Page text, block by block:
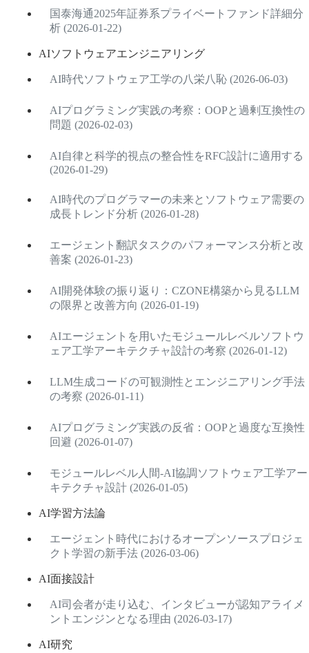
国泰海通2025年証券系プライベートファンド詳細分
析 (2026-01-22)
AIソフトウェアエンジニアリング
AI時代ソフトウェア工学の八栄八恥 (2026-06-03)
AIプログラミング実践の考察：OOPと過剰互換性の
問題 (2026-02-03)
AI自律と科学的視点の整合性をRFC設計に適用する
(2026-01-29)
AI時代のプログラマーの未来とソフトウェア需要の
成長トレンド分析 (2026-01-28)
エージェント翻訳タスクのパフォーマンス分析と改
善案 (2026-01-23)
AI開発体験の振り返り：CZONE構築から見るLLM
の限界と改善方向 (2026-01-19)
AIエージェントを用いたモジュールレベルソフトウ
ェア工学アーキテクチャ設計の考察 (2026-01-12)
LLM生成コードの可観測性とエンジニアリング手法
の考察 (2026-01-11)
AIプログラミング実践の反省：OOPと過度な互換性
回避 (2026-01-07)
モジュールレベル人間-AI協調ソフトウェア工学アー
キテクチャ設計 (2026-01-05)
AI学習方法論
エージェント時代におけるオープンソースプロジェ
クト学習の新手法 (2026-03-06)
AI面接設計
AI司会者が走り込む、インタビューが認知アライメ
ントエンジンとなる理由 (2026-03-17)
AI研究